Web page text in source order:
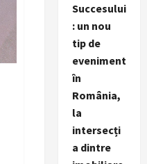
Succesului
: un nou
tip de
eveniment
în
România,
la
intersecți
a dintre